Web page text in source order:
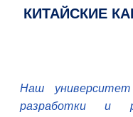
КИТАЙСКИЕ
Наш
разработки и